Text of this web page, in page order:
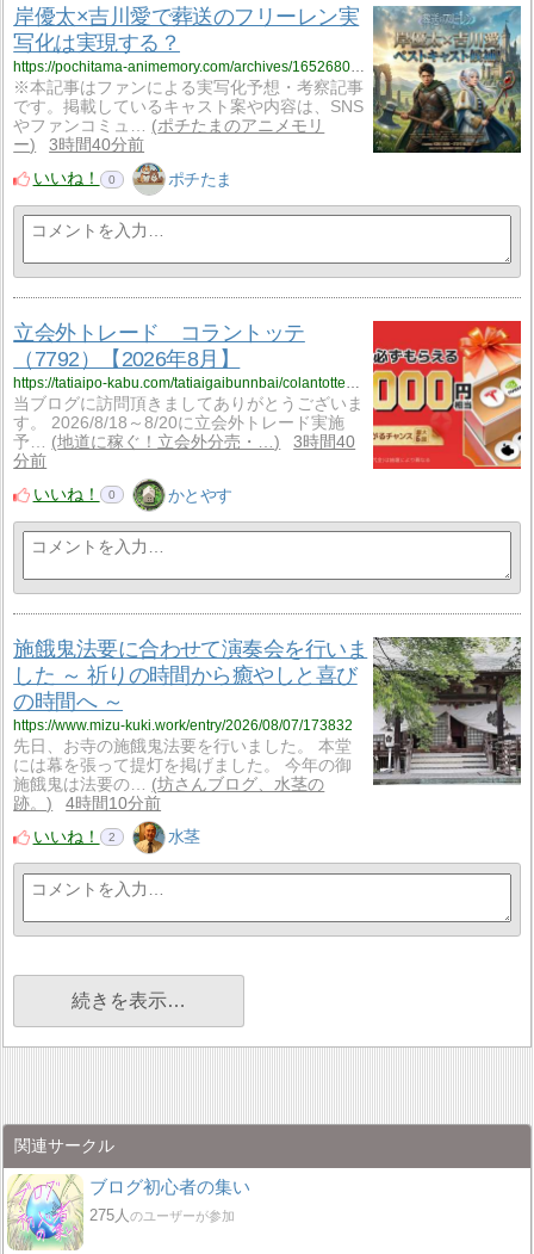
岸優太×吉川愛で葬送のフリーレン実
写化は実現する？
https://pochitama-animemory.com/archives/16526805.html
※本記事はファンによる実写化予想・考察記事
です。掲載しているキャスト案や内容は、SNS
やファンコミュ…
ポチたまのアニメモリ
ー
3時間40分前
いいね！
0 ポチたま
立会外トレード コラントッテ
（7792）【2026年8月】
https://tatiaipo-kabu.com/tatiaigaibunnbai/colantotte7792/
当ブログに訪問頂きましてありがとうございま
す。 2026/8/18～8/20に立会外トレード実施
予…
地道に稼ぐ！立会外分売・…
3時間40
分前
いいね！
0 かとやす
施餓鬼法要に合わせて演奏会を行いま
した ～ 祈りの時間から癒やしと喜び
の時間へ ～
https://www.mizu-kuki.work/entry/2026/08/07/173832
先日、お寺の施餓鬼法要を行いました。 本堂
には幕を張って提灯を掲げました。 今年の御
施餓鬼は法要の…
坊さんブログ、水茎の
跡。
4時間10分前
いいね！
2 水茎
続きを表示…
関連サークル
ブログ初心者の集い
275人のユーザーが参加